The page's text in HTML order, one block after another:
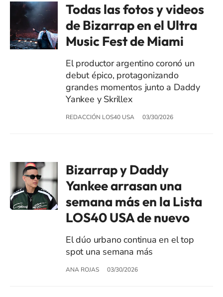
Todas las fotos y videos
de Bizarrap en el Ultra
Music Fest de Miami
El productor argentino coronó un
debut épico, protagonizando
grandes momentos junto a Daddy
Yankee y Skrillex
REDACCIÓN LOS40 USA 03/30/2026
Bizarrap y Daddy
Yankee arrasan una
semana más en la Lista
LOS40 USA de nuevo
El dúo urbano continua en el top
spot una semana más
ANA ROJAS 03/30/2026